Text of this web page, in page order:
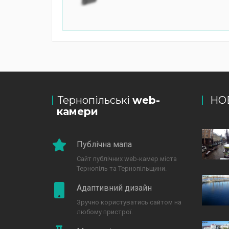
Тернопільські web-
камери
Публічна мапа
Сайт публічних web-камер міста
Тернопіль та Тернопільщини.
Адаптивний дизайн
Зручно користуватись сайтом на
любому пристрої.